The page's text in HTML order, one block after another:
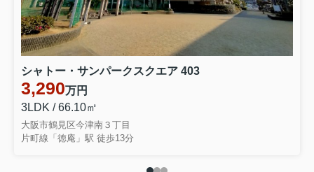
シャトー・サンパークスクエア 403
3,290万円
3LDK / 66.10㎡
大阪市鶴見区今津南３丁目
片町線「徳庵」駅 徒歩13分